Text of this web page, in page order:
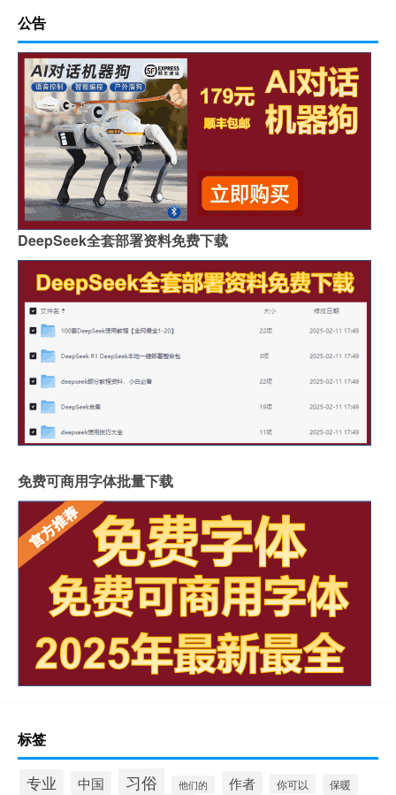
公告
DeepSeek全套部署资料免费下载
免费可商用字体批量下载
标签
专业 中国 习俗 他们的 作者 你可以 保暖